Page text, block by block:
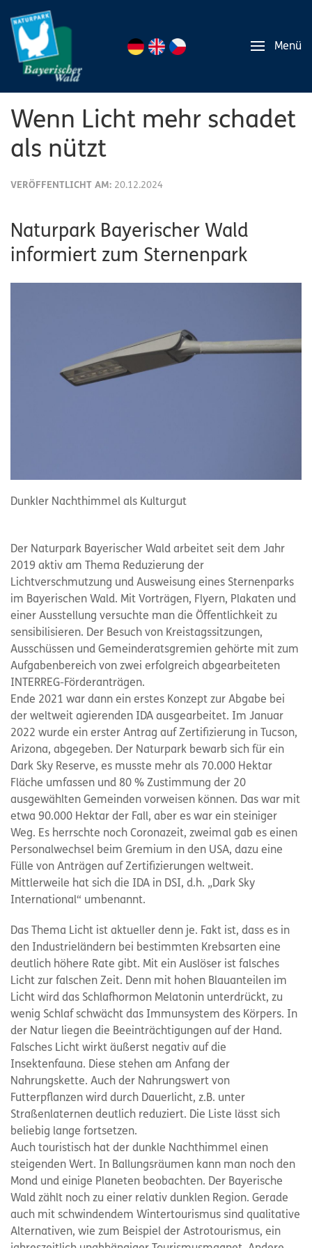
Menü
Wenn Licht mehr schadet
als nützt
VERÖFFENTLICHT AM: 20.12.2024
Naturpark Bayerischer Wald
informiert zum Sternenpark
Dunkler Nachthimmel als Kulturgut
Der Naturpark Bayerischer Wald arbeitet seit dem Jahr
2019 aktiv am Thema Reduzierung der
Lichtverschmutzung und Ausweisung eines Sternenparks
im Bayerischen Wald. Mit Vorträgen, Flyern, Plakaten und
einer Ausstellung versuchte man die Öffentlichkeit zu
sensibilisieren. Der Besuch von Kreistagssitzungen,
Ausschüssen und Gemeinderatsgremien gehörte mit zum
Aufgabenbereich von zwei erfolgreich abgearbeiteten
INTERREG-Förderanträgen.
Ende 2021 war dann ein erstes Konzept zur Abgabe bei
der weltweit agierenden IDA ausgearbeitet. Im Januar
2022 wurde ein erster Antrag auf Zertifizierung in Tucson,
Arizona, abgegeben. Der Naturpark bewarb sich für ein
Dark Sky Reserve, es musste mehr als 70.000 Hektar
Fläche umfassen und 80 % Zustimmung der 20
ausgewählten Gemeinden vorweisen können. Das war mit
etwa 90.000 Hektar der Fall, aber es war ein steiniger
Weg. Es herrschte noch Coronazeit, zweimal gab es einen
Personalwechsel beim Gremium in den USA, dazu eine
Fülle von Anträgen auf Zertifizierungen weltweit.
Mittlerweile hat sich die IDA in DSI, d.h. „Dark Sky
International“ umbenannt.
Das Thema Licht ist aktueller denn je. Fakt ist, dass es in
den Industrieländern bei bestimmten Krebsarten eine
deutlich höhere Rate gibt. Mit ein Auslöser ist falsches
Licht zur falschen Zeit. Denn mit hohen Blauanteilen im
Licht wird das Schlafhormon Melatonin unterdrückt, zu
wenig Schlaf schwächt das Immunsystem des Körpers. In
der Natur liegen die Beeinträchtigungen auf der Hand.
Falsches Licht wirkt äußerst negativ auf die
Insektenfauna. Diese stehen am Anfang der
Nahrungskette. Auch der Nahrungswert von
Futterpflanzen wird durch Dauerlicht, z.B. unter
Straßenlaternen deutlich reduziert. Die Liste lässt sich
beliebig lange fortsetzen.
Auch touristisch hat der dunkle Nachthimmel einen
steigenden Wert. In Ballungsräumen kann man noch den
Mond und einige Planeten beobachten. Der Bayerische
Wald zählt noch zu einer relativ dunklen Region. Gerade
auch mit schwindendem Wintertourismus sind qualitative
Alternativen, wie zum Beispiel der Astrotourismus, ein